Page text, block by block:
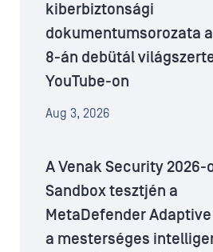
kiberbiztonsági
dokumentumsorozata
8-án debütál
YouTube-on
Aug 3, 2026
A Venak Security 2026-
Sandbox tesztjén a
MetaDefender
a mesterséges